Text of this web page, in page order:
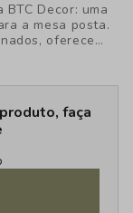
Decor: uma
a mesa posta.
oferece
elevando a
faça